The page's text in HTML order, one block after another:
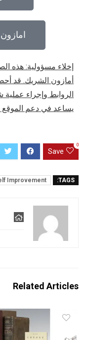
امازون
إخلاء مسؤولية: هذه
أمازون الشريك. قد
الروابط وإجراء عملية
يساعد في دعم الموقع
Save
0
TAGS:
Improvement
Related Articles